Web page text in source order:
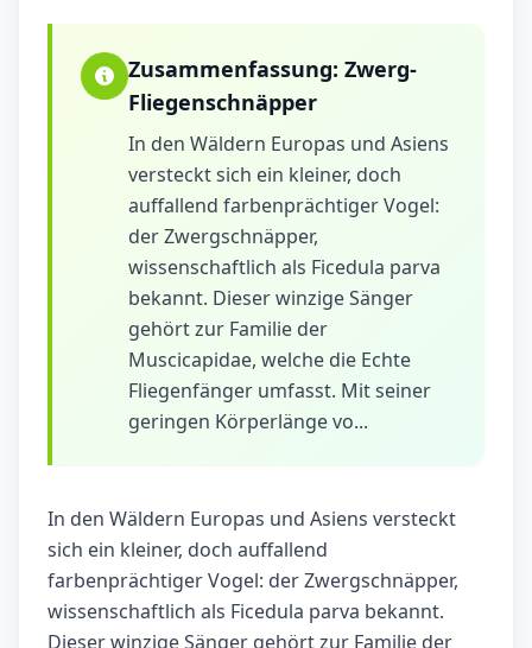
Zusammenfassung: Zwerg-
Fliegenschnäpper
In den Wäldern Europas und Asiens
versteckt sich ein kleiner, doch
auffallend farbenprächtiger Vogel:
der Zwergschnäpper,
wissenschaftlich als Ficedula parva
bekannt. Dieser winzige Sänger
gehört zur Familie der
Muscicapidae, welche die Echte
Fliegenfänger umfasst. Mit seiner
geringen Körperlänge vo...
In den Wäldern Europas und Asiens versteckt
sich ein kleiner, doch auffallend
farbenprächtiger Vogel: der Zwergschnäpper,
wissenschaftlich als Ficedula parva bekannt.
Dieser winzige Sänger gehört zur Familie der